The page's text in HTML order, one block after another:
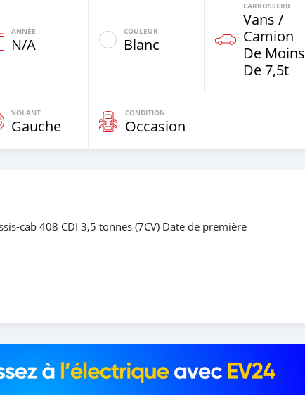
ANNÉE
N/A
COULEUR
Blanc
CARROSSERIE
Vans /
Camion
De Moins
De 7,5t
VOLANT
Gauche
CONDITION
Occasion
cab 408 CDI 3,5 tonnes (7CV) Date de première